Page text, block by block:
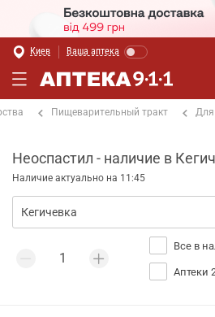
Киев Ваша аптека
Пищеварительный тракт Для
Неоспастил - наличие в
Наличие актуально на 11:45
Все в
Аптеки